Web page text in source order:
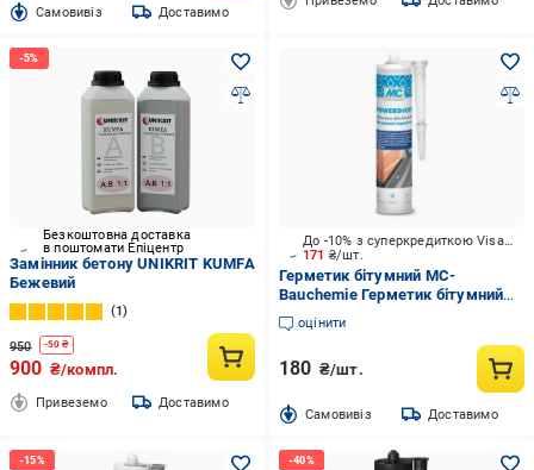
Cамовивіз Доставимо
Безкоштовна доставка
в поштомати Епіцентр
Замінник бетону UNIKRIT KUMFA
Бежевий
1
950 -50 ₴
900 ₴/компл.
Привеземо Доставимо
171 ₴/шт.
До -10% з суперкредиткою Visa Вигода
Герметик бітумний MC-
Bauchemie Герметик бітумний
POWERDICHT чорний 300 мл
оцінити
180 ₴/шт.
Cамовивіз Доставимо